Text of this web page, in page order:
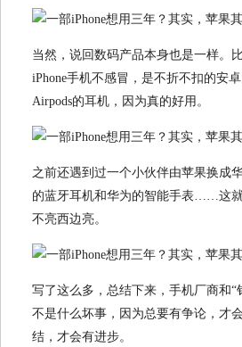
当然，说回数码产品本身也是一样。
iPhone手机不感冒，是不折不扣的安
Airpods的耳机，因为真的好用。
之前还遇到过一个小伙伴由苹果换成
的蓝牙耳机和华为的智能手表……这
不亮西边亮。
写了这么多，总结下来，手机厂商和“
不是什么坏事，因为总要有争论，才
结，才会有进步。